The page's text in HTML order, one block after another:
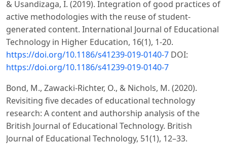
& Usandizaga, I. (2019). Integration of good practices of
active methodologies with the reuse of student-
generated content. International Journal of Educational
Technology in Higher Education, 16(1), 1-20.
https://doi.org/10.1186/s41239-019-0140-7 DOI:
https://doi.org/10.1186/s41239-019-0140-7
Bond, M., Zawacki-Richter, O., & Nichols, M. (2020).
Revisiting five decades of educational technology
research: A content and authorship analysis of the
British Journal of Educational Technology. British
Journal of Educational Technology, 51(1), 12–33.